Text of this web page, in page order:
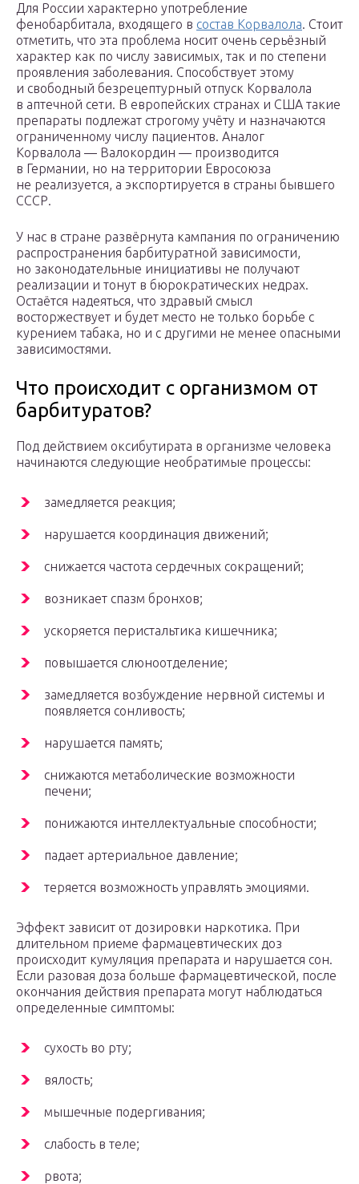
Для России характерно употребление
фенобарбитала, входящего в состав Корвалола. Стоит
отметить, что эта проблема носит очень серьёзный
характер как по числу зависимых, так и по степени
проявления заболевания. Способствует этому
и свободный безрецептурный отпуск Корвалола
в аптечной сети. В европейских странах и США такие
препараты подлежат строгому учёту и назначаются
ограниченному числу пациентов. Аналог
Корвалола — Валокордин — производится
в Германии, но на территории Евросоюза
не реализуется, а экспортируется в страны бывшего
СССР.
У нас в стране развёрнута кампания по ограничению
распространения барбитуратной зависимости,
но законодательные инициативы не получают
реализации и тонут в бюрократических недрах.
Остаётся надеяться, что здравый смысл
восторжествует и будет место не только борьбе с
курением табака, но и с другими не менее опасными
зависимостями.
Что происходит с организмом от
барбитуратов?
Под действием оксибутирата в организме человека
начинаются следующие необратимые процессы:
замедляется реакция;
нарушается координация движений;
снижается частота сердечных сокращений;
возникает спазм бронхов;
ускоряется перистальтика кишечника;
повышается слюноотделение;
замедляется возбуждение нервной системы и
появляется сонливость;
нарушается память;
снижаются метаболические возможности
печени;
понижаются интеллектуальные способности;
падает артериальное давление;
теряется возможность управлять эмоциями.
Эффект зависит от дозировки наркотика. При
длительном приеме фармацевтических доз
происходит кумуляция препарата и нарушается сон.
Если разовая доза больше фармацевтической, после
окончания действия препарата могут наблюдаться
определенные симптомы:
сухость во рту;
вялость;
мышечные подергивания;
слабость в теле;
рвота;